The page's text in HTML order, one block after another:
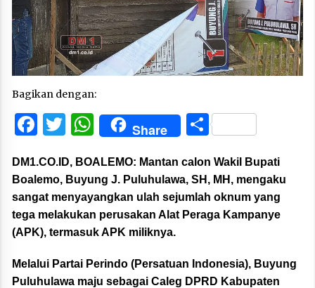
Bagikan dengan:
Facebook
Twitter
WhatsApp
Share Share
DM1.CO.ID, BOALEMO: Mantan calon Wakil Bupati
Boalemo, Buyung J. Puluhulawa, SH, MH, mengaku
sangat menyayangkan ulah sejumlah oknum yang
tega melakukan perusakan Alat Peraga Kampanye
(APK), termasuk APK miliknya.
Melalui Partai Perindo (Persatuan Indonesia), Buyung
Puluhulawa maju sebagai Caleg DPRD Kabupaten